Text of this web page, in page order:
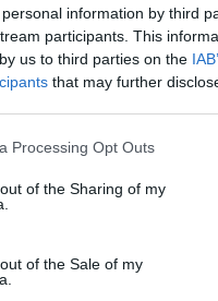
information by third
participants. This
us to third parties on the
that may further
Processing Opt Outs
of the Sharing of my
of the Sale of my
το E-Radio.gr στο
τα πιο hot νέα .
E-Daily.gr; Τα νέα
κλικ!
το E-Radio.gr και στο